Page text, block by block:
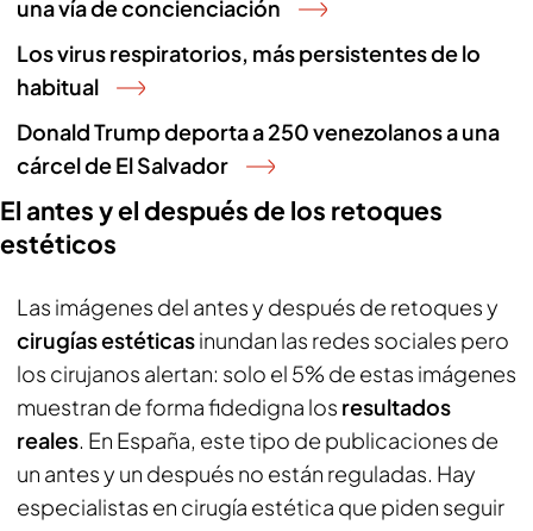
una vía de concienciación
Los virus respiratorios, más persistentes de lo
habitual
Donald Trump deporta a 250 venezolanos a una
cárcel de El Salvador
El antes y el después de los retoques
estéticos
Las imágenes del antes y después de retoques y
cirugías estéticasinundan las redes sociales pero
los cirujanos alertan: solo el 5% de estas imágenes
muestran de forma fidedigna los resultados
reales. En España, este tipo de publicaciones de
un antes y un después no están reguladas. Hay
especialistas en cirugía estética que piden seguir